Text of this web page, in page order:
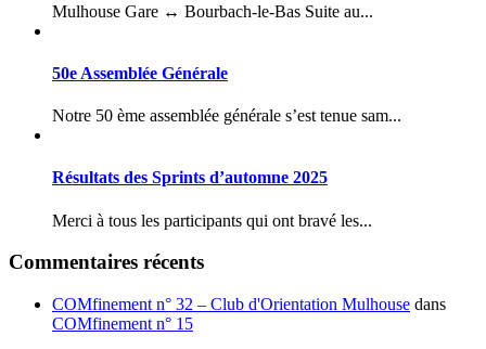
Mulhouse Gare ↔ Bourbach-le-Bas Suite au...
50e Assemblée Générale
Notre 50 ème assemblée générale s’est tenue sam...
Résultats des Sprints d’automne 2025
Merci à tous les participants qui ont bravé les...
Commentaires récents
COMfinement n° 32 – Club d'Orientation Mulhouse dans
COMfinement n° 15